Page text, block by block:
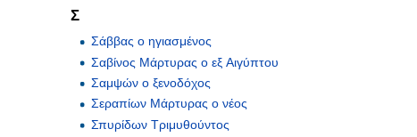
Σ
Σάββας ο ηγιασμένος
Σαβίνος Μάρτυρας ο εξ Αιγύπτου
Σαμψών ο ξενοδόχος
Σεραπίων Μάρτυρας ο νέος
Σπυρίδων Τριμυθούντος